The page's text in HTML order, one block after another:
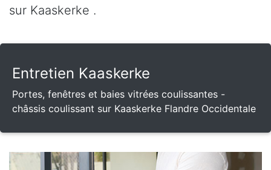
sur Kaaskerke .
Entretien Kaaskerke
Portes, fenêtres et baies vitrées coulissantes -
châssis coulissant sur Kaaskerke Flandre Occidentale